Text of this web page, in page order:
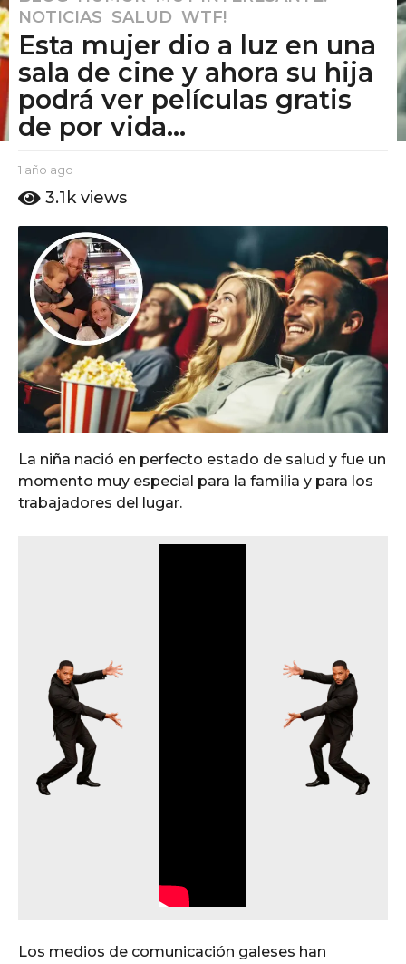
a
ñ
a
g
o
a
ñ
o
NOTICIAS ,SALUD ,WTF!
Esta mujer dio a luz en una
sala de cine y ahora su hija
podrá ver películas gratis
de por vida...
b
E
P
t
m
o
1 año ago
ñ
a
g
o
3.1k views
La niña nació en perfecto estado de salud y fue un
momento muy especial para la familia y para los
trabajadores del lugar.
Los medios de comunicación galeses han